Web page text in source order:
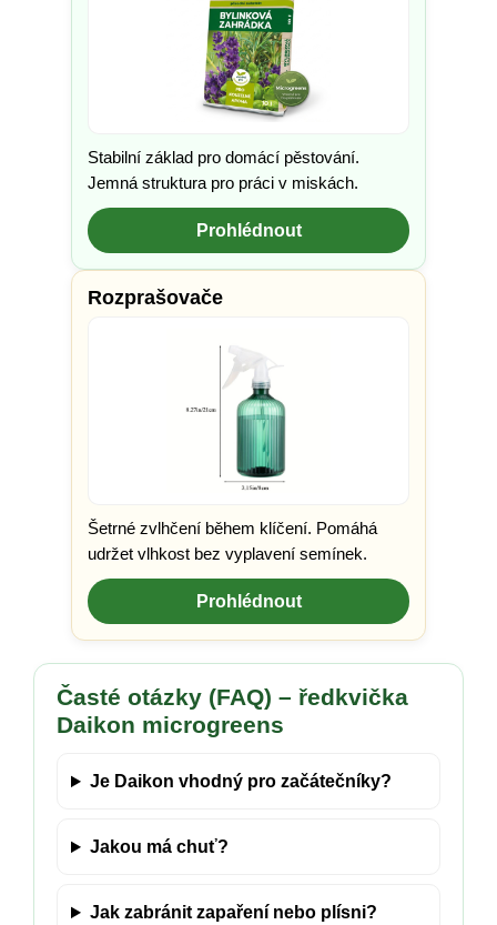
Stabilní základ pro domácí pěstování.
Jemná struktura pro práci v miskách.
Prohlédnout
Rozprašovače
Šetrné zvlhčení během klíčení. Pomáhá
udržet vlhkost bez vyplavení semínek.
Prohlédnout
Časté otázky (FAQ) – ředkvička
Daikon microgreens
Je Daikon vhodný pro začátečníky?
Jakou má chuť?
Jak zabránit zapaření nebo plísni?